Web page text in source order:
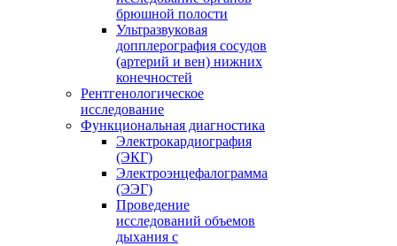
брюшной полости
Ультразвуковая
допплерография сосудов
(артерий и вен) нижних
конечностей
Рентгенологическое
исследование
Функциональная диагностика
Электрокардиография
(ЭКГ)
Электроэнцефалограмма
(ЭЭГ)
Проведение
исследований объемов
дыхания с